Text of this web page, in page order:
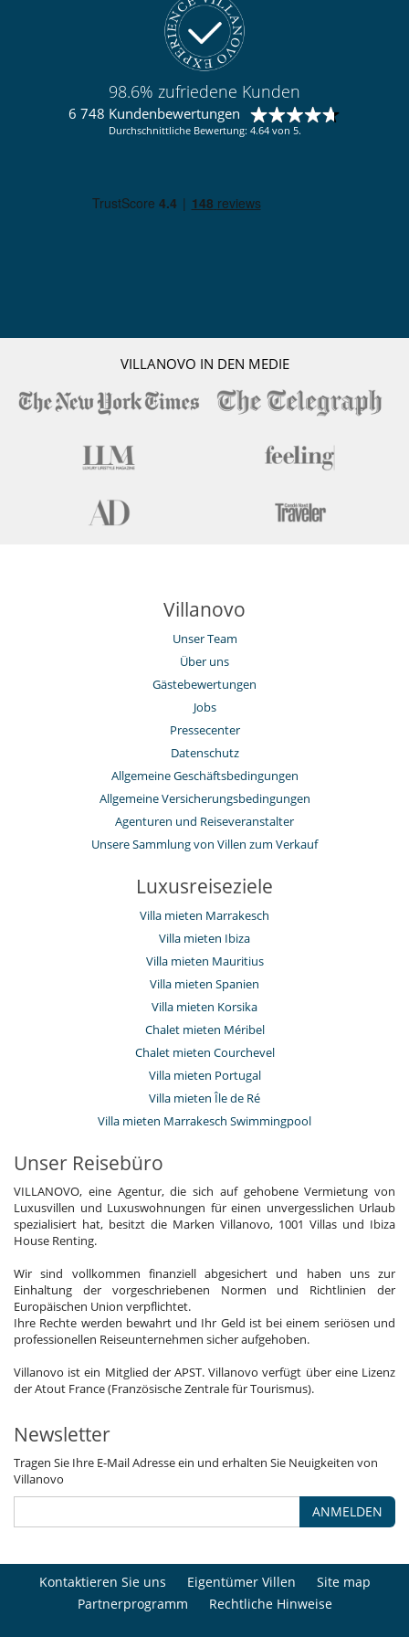
Direktzugang zum Strand
Kinder willkommen
seperate Kücher
Unterhaltung, Wohlbefinden & Sport
Internetzugang (Wifi)
Privater Außen-Swimmingpool
98.6% zufriedene Kunden
6 748 Kundenbewertungen
Durchschnittliche Bewertung: 4.64 von 5.
VILLANOVO IN DEN MEDIE
Villanovo
Unser Team
Über uns
Gästebewertungen
Jobs
Pressecenter
Datenschutz
Allgemeine Geschäftsbedingungen
Allgemeine Versicherungsbedingungen
Agenturen und Reiseveranstalter
Unsere Sammlung von Villen zum Verkauf
Luxusreiseziele
Villa mieten Marrakesch
Villa mieten Ibiza
Villa mieten Mauritius
Villa mieten Spanien
Villa mieten Korsika
Chalet mieten Méribel
Chalet mieten Courchevel
Villa mieten Portugal
Villa mieten Île de Ré
Villa mieten Marrakesch Swimmingpool
Unser Reisebüro
VILLANOVO, eine Agentur, die sich auf gehobene Vermietung von
Luxusvillen und Luxuswohnungen für einen unvergesslichen Urlaub
spezialisiert hat, besitzt die Marken Villanovo, 1001 Villas und Ibiza
House Renting.
Wir sind vollkommen finanziell abgesichert und haben uns zur
Einhaltung der vorgeschriebenen Normen und Richtlinien der
Europäischen Union verpflichtet.
Ihre Rechte werden bewahrt und Ihr Geld ist bei einem seriösen und
professionellen Reiseunternehmen sicher aufgehoben.
Villanovo ist ein Mitglied der APST. Villanovo verfügt über eine Lizenz
der Atout France (Französische Zentrale für Tourismus).
Newsletter
Tragen Sie Ihre E-Mail Adresse ein und erhalten Sie Neuigkeiten von
Villanovo
ANMELDEN
Kontaktieren Sie uns Eigentümer Villen
Site map
Partnerprogramm
Rechtliche Hinweise